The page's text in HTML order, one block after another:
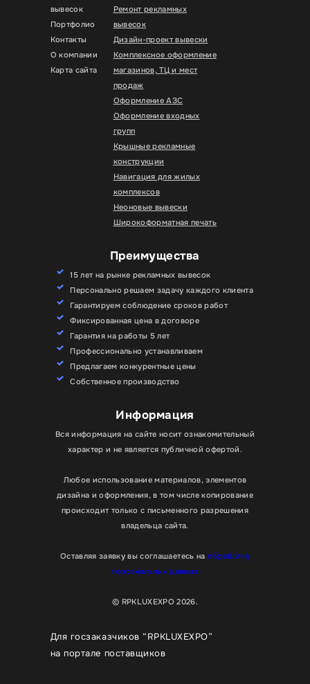
вывесок
Портфолио
Контакты
О компании
Карта сайта
Ремонт рекламных
вывесок
Дизайн-проект вывески
Комплексное оформление
магазинов, ТЦ и мест
продаж
Оформление АЗС
Оформление входных
групп
Крышные рекламные
конструкции
Навигация для жилых
комплексов
Неоновые вывески
Широкоформатная печать
Преимущества
15 лет на рынке рекламных вывесок
Персонально решаем задачу каждого клиента
Гарантируем соблюдение сроков работ
Фиксированная цена в договоре
Гарантия на работы 5 лет
Профессионально устанавливаем
Предлагаем конкурентные цены
Собственное производство
Информация
Вся информация на сайте носит ознакомительный
характер и не является публичной офертой.
Любое использование материалов, элементов
дизайна и оформления, в том числе копирование
происходит только с письменного разрешения
владельца сайта.
Оставляя заявку вы соглашаетесь на обработку
персональных данных
© RPKLUXEXPO 2026.
Для госзаказчиков “RPKLUXEXPO”
на портале поставщиков